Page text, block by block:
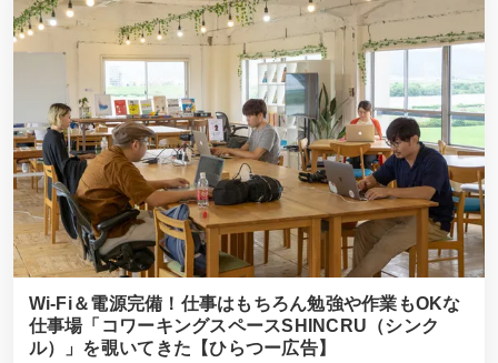
Wi-Fi＆電源完備！仕事はもちろん勉強や作業もOKな
仕事場「コワーキングスペースSHINCRU（シンク
ル）」を覗いてきた【ひらつー広告】